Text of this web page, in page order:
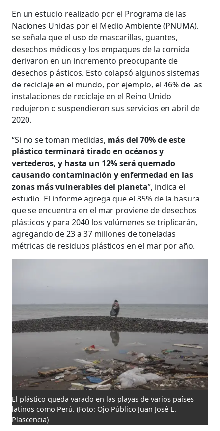
En un estudio realizado por el Programa de las
Naciones Unidas por el Medio Ambiente (PNUMA),
se señala que el uso de mascarillas, guantes,
desechos médicos y los empaques de la comida
derivaron en un incremento preocupante de
desechos plásticos. Esto colapsó algunos sistemas
de reciclaje en el mundo, por ejemplo, el 46% de las
instalaciones de reciclaje en el Reino Unido
redujeron o suspendieron sus servicios en abril de
2020.
“Si no se toman medidas, más del 70% de este
plástico terminará tirado en océanos y
vertederos, y hasta un 12% será quemado
causando contaminación y enfermedad en las
zonas más vulnerables del planeta”, indica el
estudio. El informe agrega que el 85% de la basura
que se encuentra en el mar proviene de desechos
plásticos y para 2040 los volúmenes se triplicarán,
agregando de 23 a 37 millones de toneladas
métricas de residuos plásticos en el mar por año.
El plástico queda varado en las playas de varios países
latinos como Perú.(Foto: Ojo Público Juan José L.
Plascencia)